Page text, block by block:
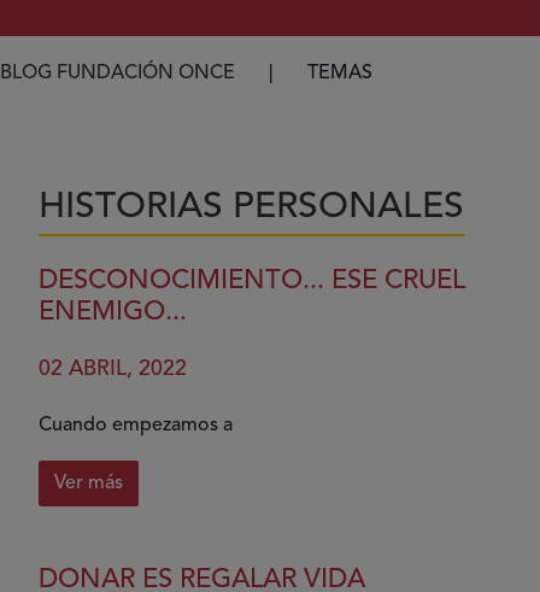
Ruta de navegación
BLOG FUNDACIÓN ONCE TEMAS
HISTORIAS PERSONALES
DESCONOCIMIENTO... ESE CRUEL
ENEMIGO...
02 ABRIL, 2022
Cuando empezamos a
Ver más
sobre
ese
DONAR ES REGALAR VIDA